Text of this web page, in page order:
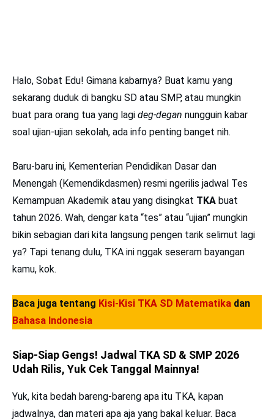
Halo, Sobat Edu! Gimana kabarnya? Buat kamu yang
sekarang duduk di bangku SD atau SMP, atau mungkin
buat para orang tua yang lagi deg-degan nungguin kabar
soal ujian-ujian sekolah, ada info penting banget nih.
Baru-baru ini, Kementerian Pendidikan Dasar dan
Menengah (Kemendikdasmen) resmi ngerilis jadwal Tes
Kemampuan Akademik atau yang disingkat TKA buat
tahun 2026. Wah, dengar kata “tes” atau “ujian” mungkin
bikin sebagian dari kita langsung pengen tarik selimut lagi
ya? Tapi tenang dulu, TKA ini nggak seseram bayangan
kamu, kok.
Baca juga tentang Kisi-Kisi TKA SD Matematika dan
Bahasa Indonesia
Siap-Siap Gengs! Jadwal TKA SD & SMP 2026
Udah Rilis, Yuk Cek Tanggal Mainnya!
Yuk, kita bedah bareng-bareng apa itu TKA, kapan
jadwalnya, dan materi apa aja yang bakal keluar. Baca